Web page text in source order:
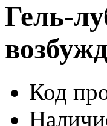
Гель-
Код